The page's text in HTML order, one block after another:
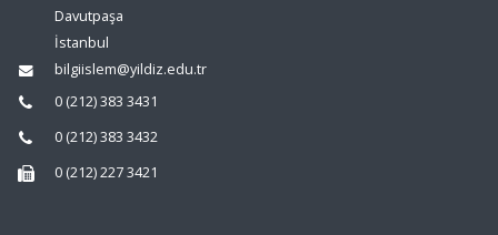
Davutpaşa
İstanbul
bilgiislem@yildiz.edu.tr
0 (212) 383 3431
0 (212) 383 3432
0 (212) 227 3421